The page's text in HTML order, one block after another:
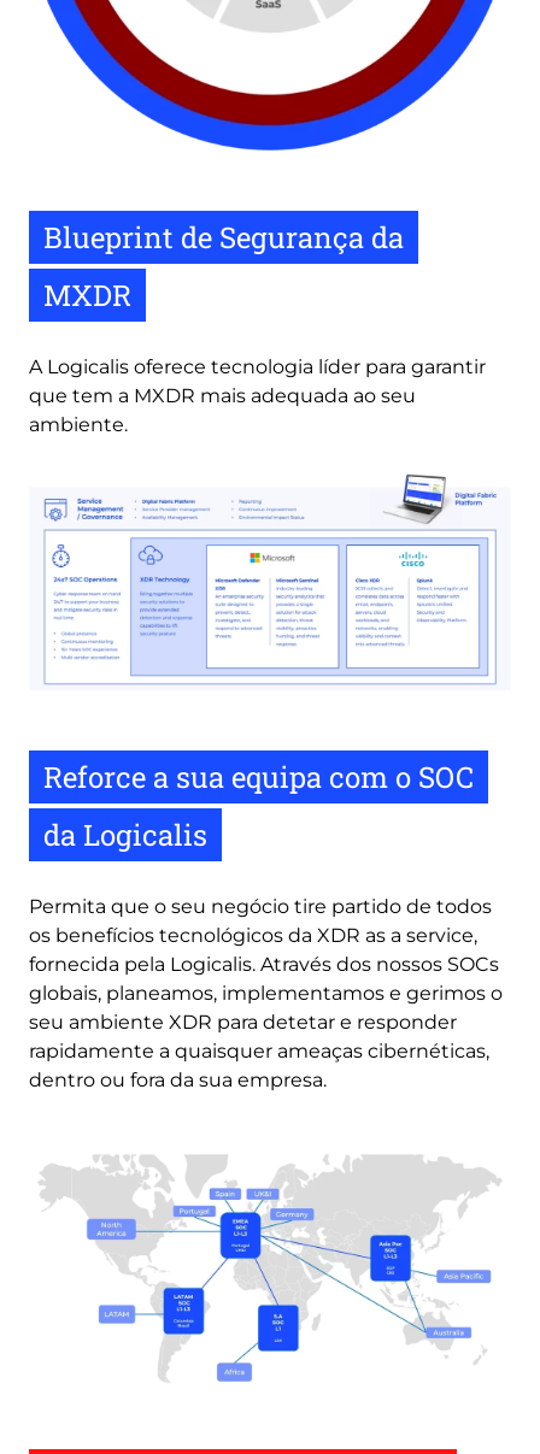
Blueprint de Segurança da
MXDR
A Logicalis oferece tecnologia líder para garantir
que tem a MXDR mais adequada ao seu
ambiente.
Reforce a sua equipa com o SOC
da Logicalis
Permita que o seu negócio tire partido de todos
os benefícios tecnológicos da XDR as a service,
fornecida pela Logicalis. Através dos nossos SOCs
globais, planeamos, implementamos e gerimos o
seu ambiente XDR para detetar e responder
rapidamente a quaisquer ameaças cibernéticas,
dentro ou fora da sua empresa.